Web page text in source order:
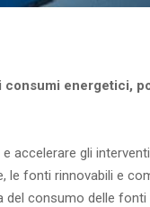
energetici,
accelerare gli
le fonti rinnovabili e
del consumo delle